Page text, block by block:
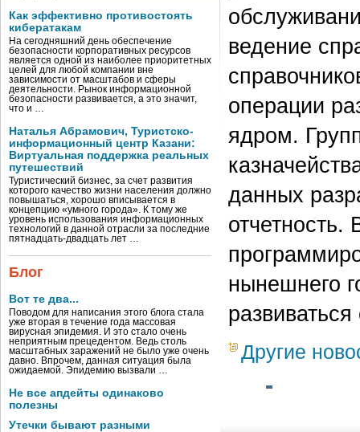
Как эффективно противостоять
кибератакам
На сегодняшний день обеспечение
безопасности корпоративных ресурсов
является одной из наиболее приоритетных
целей для любой компании вне
зависимости от масштабов и сферы
деятельности. Рынок информационной
безопасности развивается, а это значит,
что и …
Наталья Абрамович, Туристско-
информационный центр Казани:
Виртуальная поддержка реальных
путешествий
Туристический бизнес, за счет развития
которого качество жизни населения должно
повышаться, хорошо вписывается в
концепцию «умного города». К тому же
уровень использования информационных
технологий в данной отрасли за последние
пятнадцать-двадцать лет …
Блог
Вот те два...
Поводом для написания этого блога стала
уже вторая в течение года массовая
вирусная эпидемия. И это стало очень
неприятным прецедентом. Ведь столь
масштабных заражений не было уже очень
давно. Впрочем, данная ситуация была
ожидаемой. Эпидемию вызвали …
Не все апдейты одинаково
полезны
Утечки бывают разными
ведение
операции
ядром.
данных
отчетность.
нынешнего
Другие